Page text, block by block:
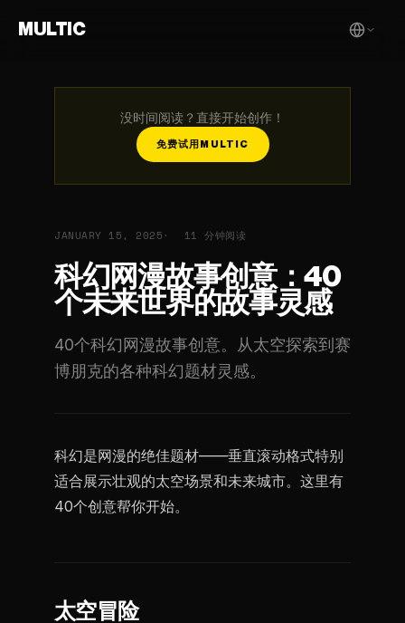
MULTIC
没时间阅读？直接开始创作！
免费试用MULTIC
JANUARY 15, 2025 11 分钟阅读
科幻网漫故事创意：40
个未来世界的故事灵感
40个科幻网漫故事创意。从太空探索到赛
博朋克的各种科幻题材灵感。
科幻是网漫的绝佳题材——垂直滚动格式特别
适合展示壮观的太空场景和未来城市。这里有
40个创意帮你开始。
太空冒险